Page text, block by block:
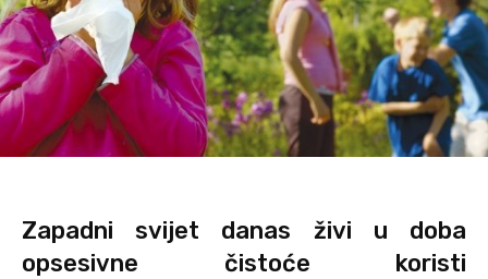
Zapadni svijet danas živi u doba
opsesivne čistoće koristi